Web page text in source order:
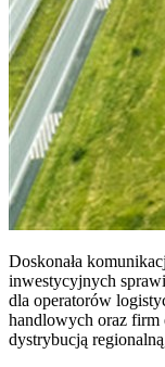
Doskonała
inwestycyjnych
dla operatorów
handlowych oraz firm
dystrybucją